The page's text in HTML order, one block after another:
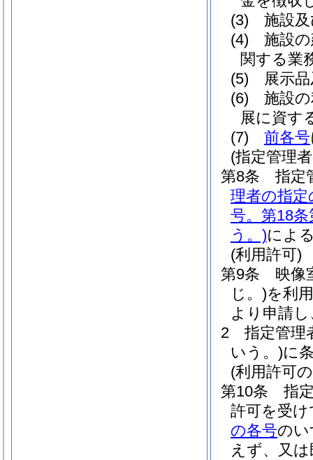
(3)
施設
(4)
施設
関する業
(5)
展示
(6)
施設
展に資す
(7)
前各号
(指定管理
第8条
指定
理者の指
号。第18
う。)によ
(利用許可)
第9条
映像
じ。)を利
より申請
2
指定管理
いう。)に
(利用許可
第10条
指
許可を受
の各号のい
えず、又